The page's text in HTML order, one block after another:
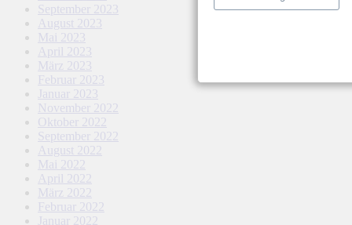
September 2023
August 2023
Mai 2023
April 2023
März 2023
Februar 2023
Januar 2023
November 2022
Oktober 2022
September 2022
August 2022
Mai 2022
April 2022
März 2022
Februar 2022
Januar 2022